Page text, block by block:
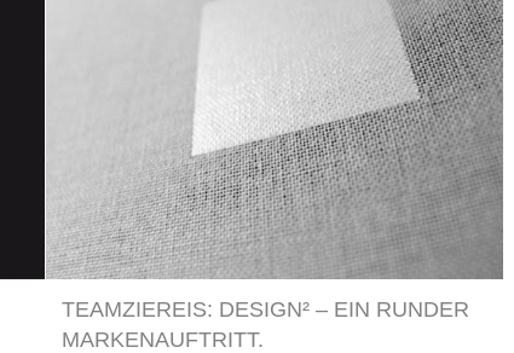
TEAMZIEREIS: DESIGN² – EIN RUNDER
MARKENAUFTRITT.